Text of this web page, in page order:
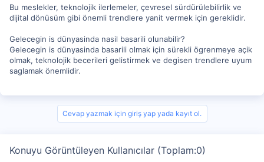
Bu meslekler, teknolojik ilerlemeler, çevresel sürdürülebilirlik ve
dijital dönüsüm gibi önemli trendlere yanit vermek için gereklidir.
Gelecegin is dünyasinda nasil basarili olunabilir?
Gelecegin is dünyasinda basarili olmak için sürekli ögrenmeye açik
olmak, teknolojik becerileri gelistirmek ve degisen trendlere uyum
saglamak önemlidir.
Cevap yazmak için giriş yap yada kayıt ol.
Konuyu Görüntüleyen Kullanıcılar (Toplam:0)